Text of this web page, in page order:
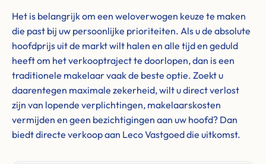
Het is belangrijk om een weloverwogen keuze te maken
die past bij uw persoonlijke prioriteiten. Als u de absolute
hoofdprijs uit de markt wilt halen en alle tijd en geduld
heeft om het verkooptraject te doorlopen, dan is een
traditionele makelaar vaak de beste optie. Zoekt u
daarentegen maximale zekerheid, wilt u direct verlost
zijn van lopende verplichtingen, makelaarskosten
vermijden en geen bezichtigingen aan uw hoofd? Dan
biedt directe verkoop aan Leco Vastgoed die uitkomst.